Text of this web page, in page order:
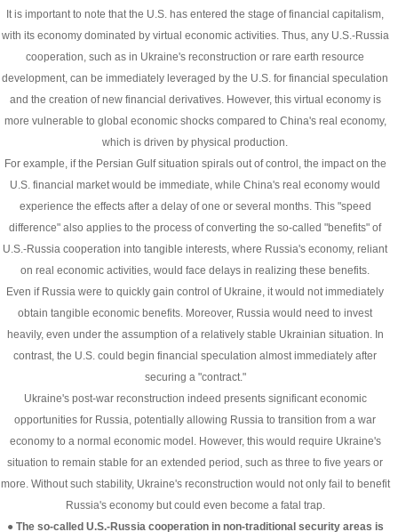
It is important to note that the U.S. has entered the stage of financial capitalism,
with its economy dominated by virtual economic activities. Thus, any U.S.-Russia
cooperation, such as in Ukraine's reconstruction or rare earth resource
development, can be immediately leveraged by the U.S. for financial speculation
and the creation of new financial derivatives. However, this virtual economy is
more vulnerable to global economic shocks compared to China's real economy,
which is driven by physical production.
For example, if the Persian Gulf situation spirals out of control, the impact on the
U.S. financial market would be immediate, while China's real economy would
experience the effects after a delay of one or several months. This "speed
difference" also applies to the process of converting the so-called "benefits" of
U.S.-Russia cooperation into tangible interests, where Russia's economy, reliant
on real economic activities, would face delays in realizing these benefits.
Even if Russia were to quickly gain control of Ukraine, it would not immediately
obtain tangible economic benefits. Moreover, Russia would need to invest
heavily, even under the assumption of a relatively stable Ukrainian situation. In
contrast, the U.S. could begin financial speculation almost immediately after
securing a "contract."
Ukraine's post-war reconstruction indeed presents significant economic
opportunities for Russia, potentially allowing Russia to transition from a war
economy to a normal economic model. However, this would require Ukraine's
situation to remain stable for an extended period, such as three to five years or
more. Without such stability, Ukraine's reconstruction would not only fail to benefit
Russia's economy but could even become a fatal trap.
● The so-called U.S.-Russia cooperation in non-traditional security areas is